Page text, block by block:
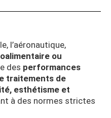
l’aéronautique,
ou
des performances
traitements de
esthétisme et
à des normes strictes